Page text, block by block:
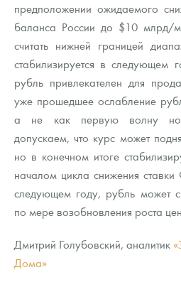
предположении ожидаемого
баланса России до $10 млрд/
считать нижней границей
стабилизируется в следующем
рубль привлекателен для
уже прошедшее ослабление
а не как первую волну
допускаем, что курс может
но в конечном итоге
началом цикла снижения
следующем году, рубль может
по мере возобновления роста
Дмитрий Голубовский, аналитик
Дома»